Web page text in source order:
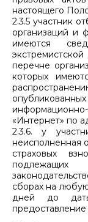
настоящего
2.3.5 участник
организаций и
имеются
перечне
которых
«Интернет» по
2.3.6. у
неисполненная
страховых
сборах на
дней до